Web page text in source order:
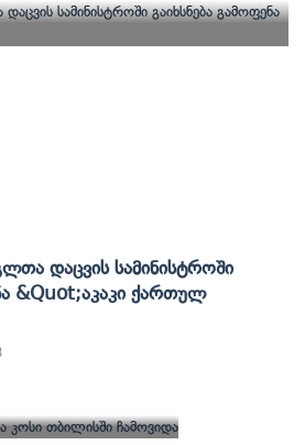
Დაცვის Სამინისტროში
&quot;აკაკი Ქართულ